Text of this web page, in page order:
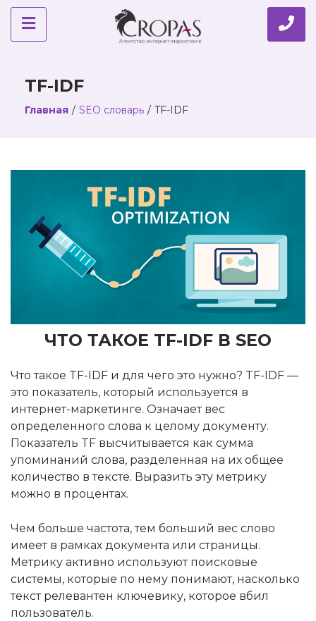
TF-IDF
Главная / SEO словарь / TF-IDF
ЧТО ТАКОЕ TF-IDF В SEO
Что такое TF-IDF и для чего это нужно? TF-IDF —
это показатель, который используется в
интернет-маркетинге. Означает вес
определенного слова к целому документу.
Показатель TF высчитывается как сумма
упоминаний слова, разделенная на их общее
количество в тексте. Выразить эту метрику
можно в процентах.
Чем больше частота, тем больший вес слово
имеет в рамках документа или страницы.
Метрику активно используют поисковые
системы, которые по нему понимают, насколько
текст релевантен ключевику, которое вбил
пользователь.